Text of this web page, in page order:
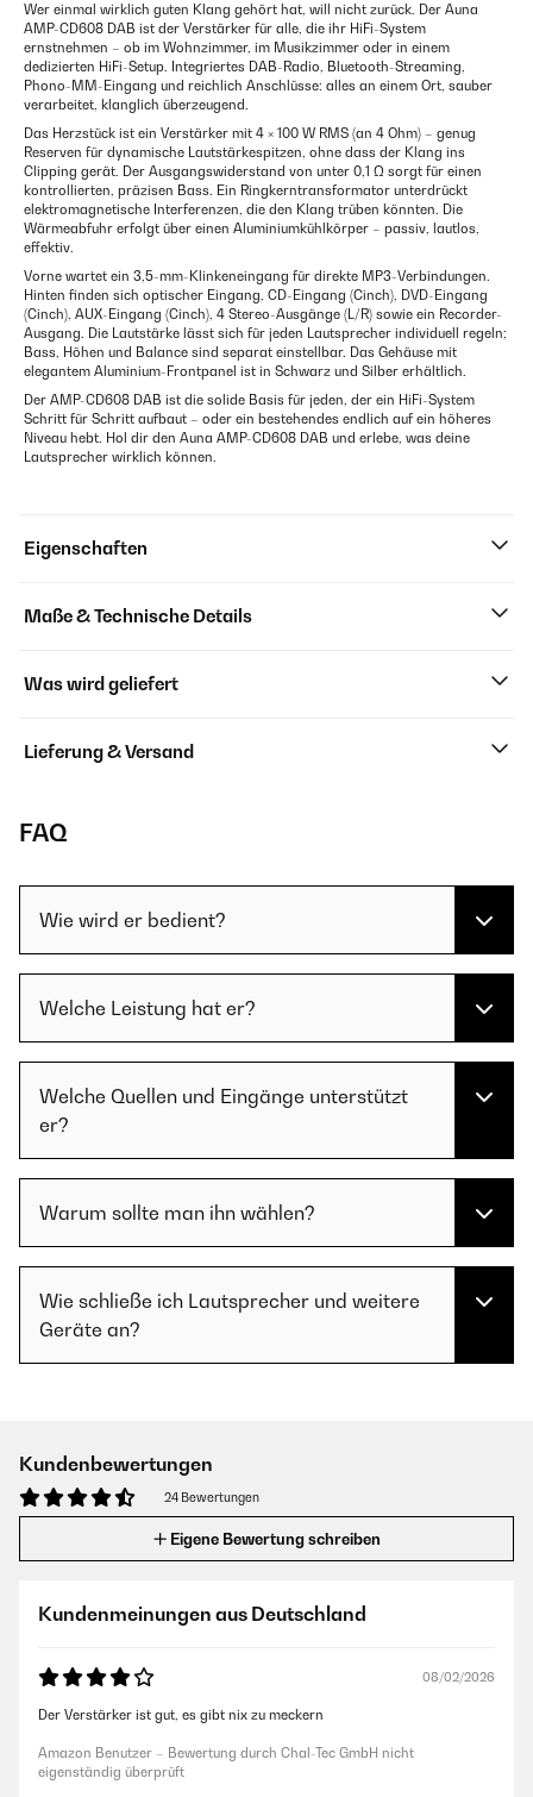
Wer einmal wirklich guten Klang gehört hat, will nicht zurück. Der Auna
AMP-CD608 DAB ist der Verstärker für alle, die ihr HiFi-System
ernstnehmen – ob im Wohnzimmer, im Musikzimmer oder in einem
dedizierten HiFi-Setup. Integriertes DAB-Radio, Bluetooth-Streaming,
Phono-MM-Eingang und reichlich Anschlüsse: alles an einem Ort, sauber
verarbeitet, klanglich überzeugend.
Das Herzstück ist ein Verstärker mit 4 × 100 W RMS (an 4 Ohm) – genug
Reserven für dynamische Lautstärkespitzen, ohne dass der Klang ins
Clipping gerät. Der Ausgangswiderstand von unter 0,1 Ω sorgt für einen
kontrollierten, präzisen Bass. Ein Ringkerntransformator unterdrückt
elektromagnetische Interferenzen, die den Klang trüben könnten. Die
Wärmeabfuhr erfolgt über einen Aluminiumkühlkörper – passiv, lautlos,
effektiv.
Vorne wartet ein 3,5-mm-Klinkeneingang für direkte MP3-Verbindungen.
Hinten finden sich optischer Eingang, CD-Eingang (Cinch), DVD-Eingang
(Cinch), AUX-Eingang (Cinch), 4 Stereo-Ausgänge (L/R) sowie ein Recorder-
Ausgang. Die Lautstärke lässt sich für jeden Lautsprecher individuell regeln;
Bass, Höhen und Balance sind separat einstellbar. Das Gehäuse mit
elegantem Aluminium-Frontpanel ist in Schwarz und Silber erhältlich.
Der AMP-CD608 DAB ist die solide Basis für jeden, der ein HiFi-System
Schritt für Schritt aufbaut – oder ein bestehendes endlich auf ein höheres
Niveau hebt. Hol dir den Auna AMP-CD608 DAB und erlebe, was deine
Lautsprecher wirklich können.
Eigenschaften
Maße & Technische Details
Was wird geliefert
Lieferung & Versand
FAQ
Wie wird er bedient?
Welche Leistung hat er?
Welche Quellen und Eingänge unterstützt
er?
Warum sollte man ihn wählen?
Wie schließe ich Lautsprecher und weitere
Geräte an?
Kundenbewertungen
24 Bewertungen
Eigene Bewertung schreiben
Kundenmeinungen aus Deutschland
08/02/2026
Der Verstärker ist gut, es gibt nix zu meckern
Amazon Benutzer – Bewertung durch Chal-Tec GmbH nicht
eigenständig überprüft